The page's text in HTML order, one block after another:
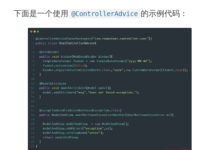
下面是一个使用 @ControllerAdvice 的示例代码：